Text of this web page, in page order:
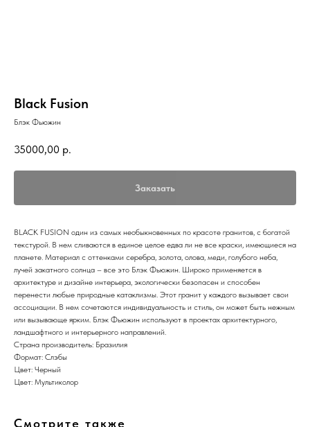
Black Fusion
Блэк Фьюжин
35000,00 р.
Заказать
BLACK FUSION один из самых необыкновенных по красоте гранитов, с богатой
текстурой. В нем сливаются в единое целое едва ли не все краски, имеющиеся на
планете. Материал с оттенками серебра, золота, олова, меди, голубого неба,
лучей закатного солнца – все это Блэк Фьюжин. Широко применяется в
архитектуре и дизайне интерьера, экологически безопасен и способен
перенести любые природные катаклизмы. Этот гранит у каждого вызывает свои
ассоциации. В нем сочетаются индивидуальность и стиль, он может быть нежным
или вызывающе ярким. Блэк Фьюжин используют в проектах архитектурного,
ландшафтного и интерьерного направлений.
Страна производитель: Бразилия
Формат: Слэбы
Цвет: Черный
Цвет: Мультиколор
Смотрите также